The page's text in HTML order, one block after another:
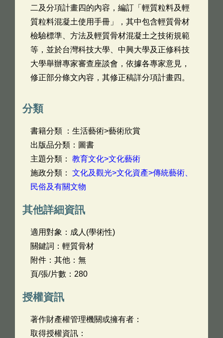
二及分項計畫四的內容，編訂「輕質粒料及輕
質粒料混凝土使用手冊」，其中包含輕質骨材
檢驗標準、方法及輕質骨材混凝土之技術規範
等，並於台灣科技大學、中興大學及正修科技
大學舉辦專家審查座談會，依據各專家意見，
修正部分條文內容，其修正稿詳分項計畫四。
分類
書籍分類 ：生活藝術>藝術欣賞
出版品分類：圖書
主題分類： 教育文化>文化藝術
施政分類： 文化及觀光>文化資產>傳統藝術、
民俗及有關文物
其他詳細資訊
適用對象：成人(學術性)
關鍵詞：輕質骨材
附件：其他：無
頁/張/片數：280
授權資訊
著作財產權管理機關或擁有者：
取得授權資訊：